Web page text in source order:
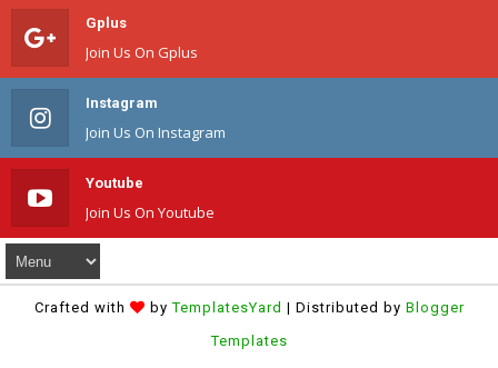
Gplus
Join Us On Gplus
Instagram
Join Us On Instagram
Youtube
Join Us On Youtube
Crafted with byTemplatesYard | Distributed by Blogger
Templates